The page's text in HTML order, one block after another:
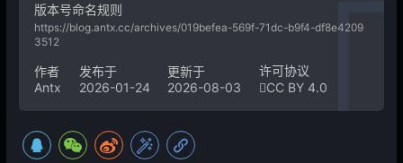
版本号命名规则
https://blog.antx.cc/archives/019befea-569f-71dc-b9f4-df8e4209
3512
作者
Antx
发布于
2026-01-24
更新于
2026-08-03
许可协议
CC BY 4.0